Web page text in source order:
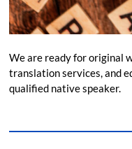
We are ready for original
translation services, and
qualified native speaker.